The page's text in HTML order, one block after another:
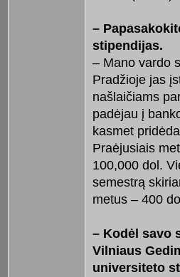
–
stipendijas.
– Mano vardo
Pradžioje jas
našlaičiams
padėjau į
kasmet
Praėjusiais
100,000 dol.
semestrą
metus – 400
– Kodėl savo
Vilniaus
universiteto